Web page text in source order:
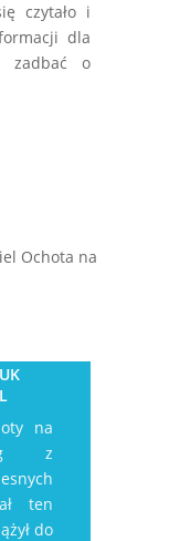
czytało i
dla
zadbać o
na
z
ten
do